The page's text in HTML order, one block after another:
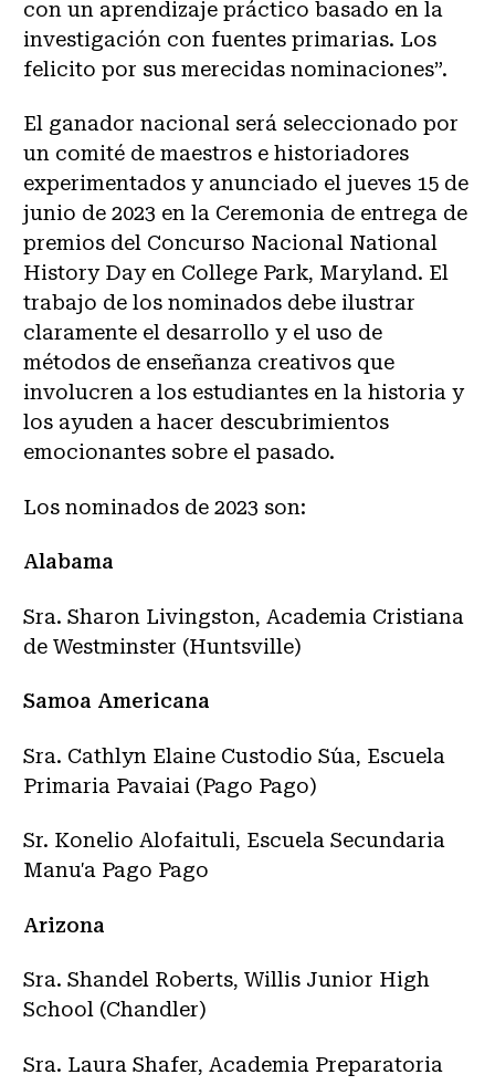
con un aprendizaje práctico basado en la
investigación con fuentes primarias. Los
felicito por sus merecidas nominaciones”.
El ganador nacional será seleccionado por
un comité de maestros e historiadores
experimentados y anunciado el jueves 15 de
junio de 2023 en la Ceremonia de entrega de
premios del Concurso Nacional National
History Day en College Park, Maryland. El
trabajo de los nominados debe ilustrar
claramente el desarrollo y el uso de
métodos de enseñanza creativos que
involucren a los estudiantes en la historia y
los ayuden a hacer descubrimientos
emocionantes sobre el pasado.
Los nominados de 2023 son:
Alabama
Sra. Sharon Livingston, Academia Cristiana
de Westminster (Huntsville)
Samoa Americana
Sra. Cathlyn Elaine Custodio Su´a, Escuela
Primaria Pavaiai (Pago Pago)
Sr. Konelio Alofaituli, Escuela Secundaria
Manu'a Pago Pago
Arizona
Sra. Shandel Roberts, Willis Junior High
School (Chandler)
Sra. Laura Shafer, Academia Preparatoria